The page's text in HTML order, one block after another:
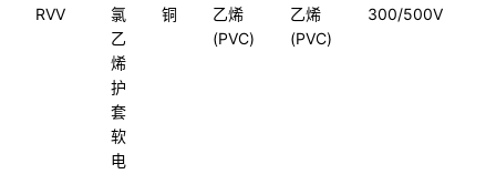
RVV
氯
乙
烯
护
套
软
电
铜
乙烯
(PVC)
乙烯
(PVC)
300/500V